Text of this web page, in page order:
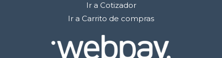
Ir a Cotizador
Ir a Carrito de compras